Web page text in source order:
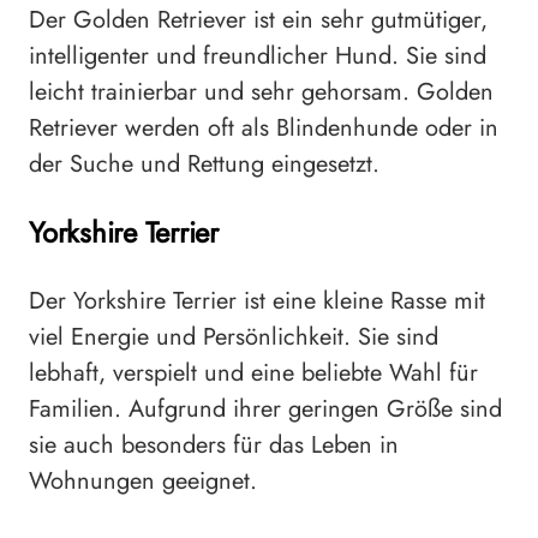
Der Golden Retriever ist ein sehr gutmütiger,
intelligenter und freundlicher Hund. Sie sind
leicht trainierbar und sehr gehorsam. Golden
Retriever werden oft als Blindenhunde oder in
der Suche und Rettung eingesetzt.
Yorkshire Terrier
Der Yorkshire Terrier ist eine kleine Rasse mit
viel Energie und Persönlichkeit. Sie sind
lebhaft, verspielt und eine beliebte Wahl für
Familien. Aufgrund ihrer geringen Größe sind
sie auch besonders für das Leben in
Wohnungen geeignet.